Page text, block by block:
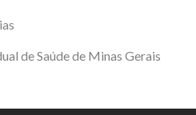
de Saúde de Minas Gerais